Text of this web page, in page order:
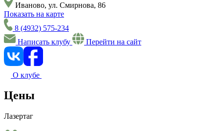
Иваново, ул. Смирнова, 86
Показать на карте
8 (4932) 575-234
Написать клубу
Перейти на сайт
О клубе
Цены
Лазертаг